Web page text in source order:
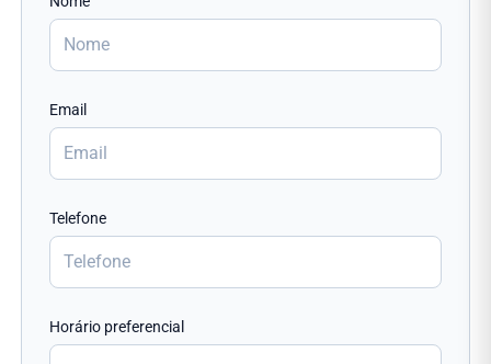
Email
Telefone
Horário preferencial